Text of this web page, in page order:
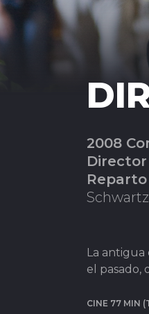
2008
Director
Reparto
La
el pasado,
CINE 77 MIN